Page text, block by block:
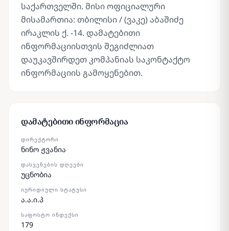
საქართველში. მისი ოფიციალური
მისამართია: თბილისი / (ვაკე) აბაშიძე
ირაკლის ქ. -14. დამატებითი
ინფორმაციისთვის შეგიძლიათ
დაუკავშირდეთ კომპანიას საკონტაქტო
ინფორმაციის გამოყენებით.
დამატებითი ინფორმაცია
ᲓᲘᲠᲔᲥᲢᲝᲠᲘ
ნინო ჟვანია
ᲓᲐᲡᲕᲔᲜᲔᲑᲘᲡ ᲓᲦᲔᲔᲑᲘ
უცნობია
ᲘᲣᲠᲘᲓᲘᲣᲚᲘ ᲡᲢᲐᲢᲣᲡᲘ
ა.ა.ი.პ
ᲡᲐᲤᲝᲡᲢᲝ ᲘᲜᲓᲔᲥᲡᲘ
179